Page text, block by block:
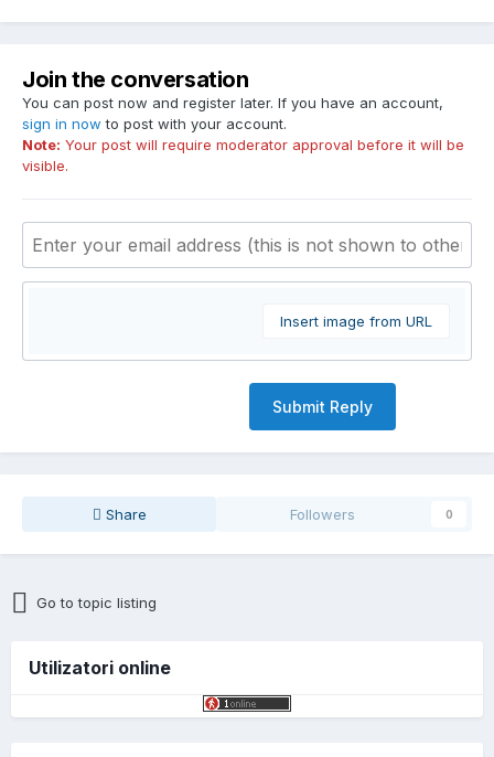
Join the conversation
You can post now and register later. If you have an account,
sign in now to post with your account.
Note: Your post will require moderator approval before it will be
visible.
Insert image from URL
Submit Reply
Share Followers 0
Go to topic listing
Utilizatori online